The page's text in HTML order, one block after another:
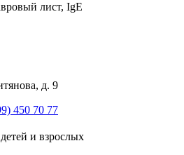
лист, IgE
д. 9
450 70 77
и взрослых